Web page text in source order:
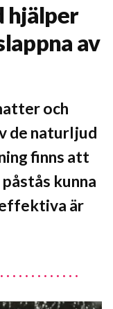
hjälper
av
och
de naturljud
finns att
kunna
effektiva är